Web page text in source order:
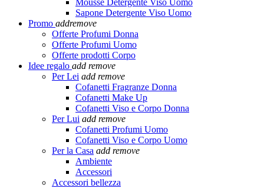
Mousse Detergente Viso Uomo
Sapone Detergente Viso Uomo
Promo addremove
Offerte Profumi Donna
Offerte Profumi Uomo
Offerte prodotti Corpo
Idee regalo add remove
Per Lei add remove
Cofanetti Fragranze Donna
Cofanetti Make Up
Cofanetti Viso e Corpo Donna
Per Lui add remove
Cofanetti Profumi Uomo
Cofanetti Viso e Corpo Uomo
Per la Casa add remove
Ambiente
Accessori
Accessori bellezza